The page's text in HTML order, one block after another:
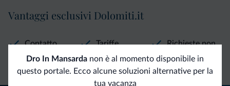
Dro In Mansarda non è al momento disponibile in
questo portale. Ecco alcune soluzioni alternative per la
tua vacanza
Vantaggi esclusivi Dolomiti.it
Contatto
diretto
Tariffe
vantaggiose
Richieste non
vincolanti